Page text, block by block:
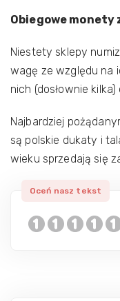
Obiegowe monety
Niestety sklepy
wagę ze względu na
nich (dosłownie
Najbardziej
są polskie dukaty i
wieku sprzedają się